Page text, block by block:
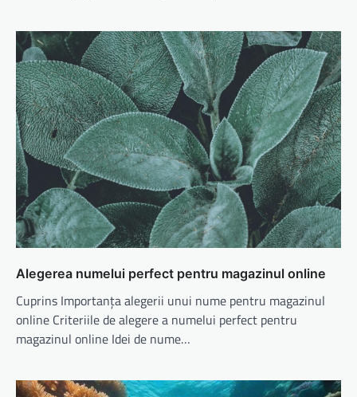
Alegerea numelui perfect pentru magazinul online
Cuprins Importanța alegerii unui nume pentru magazinul
online Criteriile de alegere a numelui perfect pentru
magazinul online Idei de nume…